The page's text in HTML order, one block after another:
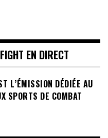
EN DIRECT
L’ÉMISSION DÉDIÉE AU
SPORTS DE COMBAT